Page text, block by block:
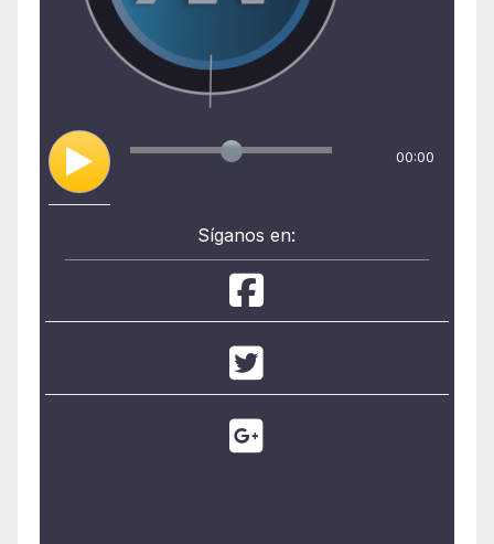
00:00
Síganos en: